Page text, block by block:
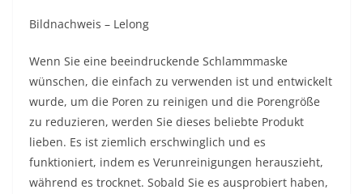
Bildnachweis – Lelong
Wenn Sie eine beeindruckende Schlammmaske
wünschen, die einfach zu verwenden ist und entwickelt
wurde, um die Poren zu reinigen und die Porengröße
zu reduzieren, werden Sie dieses beliebte Produkt
lieben. Es ist ziemlich erschwinglich und es
funktioniert, indem es Verunreinigungen herauszieht,
während es trocknet. Sobald Sie es ausprobiert haben,